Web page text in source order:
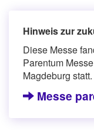
Hinweis zur
Diese Messe
Parentum
Magdeburg statt.
Messe